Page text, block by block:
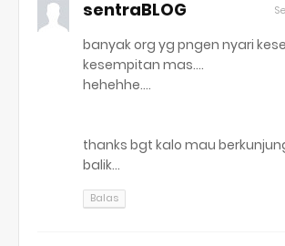
sentraBLOG
banyak org yg pngen nyari
kesempitan mas....
hehehhe....
thanks bgt kalo mau
balik...
Balas